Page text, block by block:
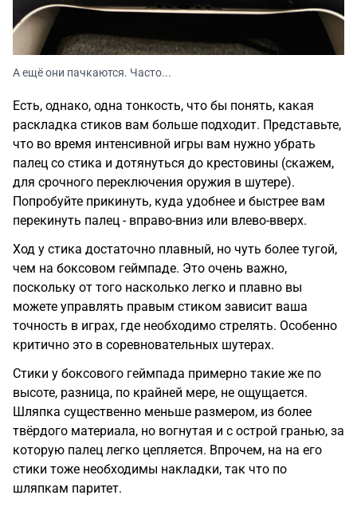
А ещё они пачкаются. Часто...
Есть, однако, одна тонкость, что бы понять, какая
раскладка стиков вам больше подходит. Представьте,
что во время интенсивной игры вам нужно убрать
палец со стика и дотянуться до крестовины (скажем,
для срочного переключения оружия в шутере).
Попробуйте прикинуть, куда удобнее и быстрее вам
перекинуть палец - вправо-вниз или влево-вверх.
Ход у стика достаточно плавный, но чуть более тугой,
чем на боксовом геймпаде. Это очень важно,
поскольку от того насколько легко и плавно вы
можете управлять правым стиком зависит ваша
точность в играх, где необходимо стрелять. Особенно
критично это в соревновательных шутерах.
Стики у боксового геймпада примерно такие же по
высоте, разница, по крайней мере, не ощущается.
Шляпка существенно меньше размером, из более
твёрдого материала, но вогнутая и с острой гранью, за
которую палец легко цепляется. Впрочем, на на его
стики тоже необходимы накладки, так что по
шляпкам паритет.